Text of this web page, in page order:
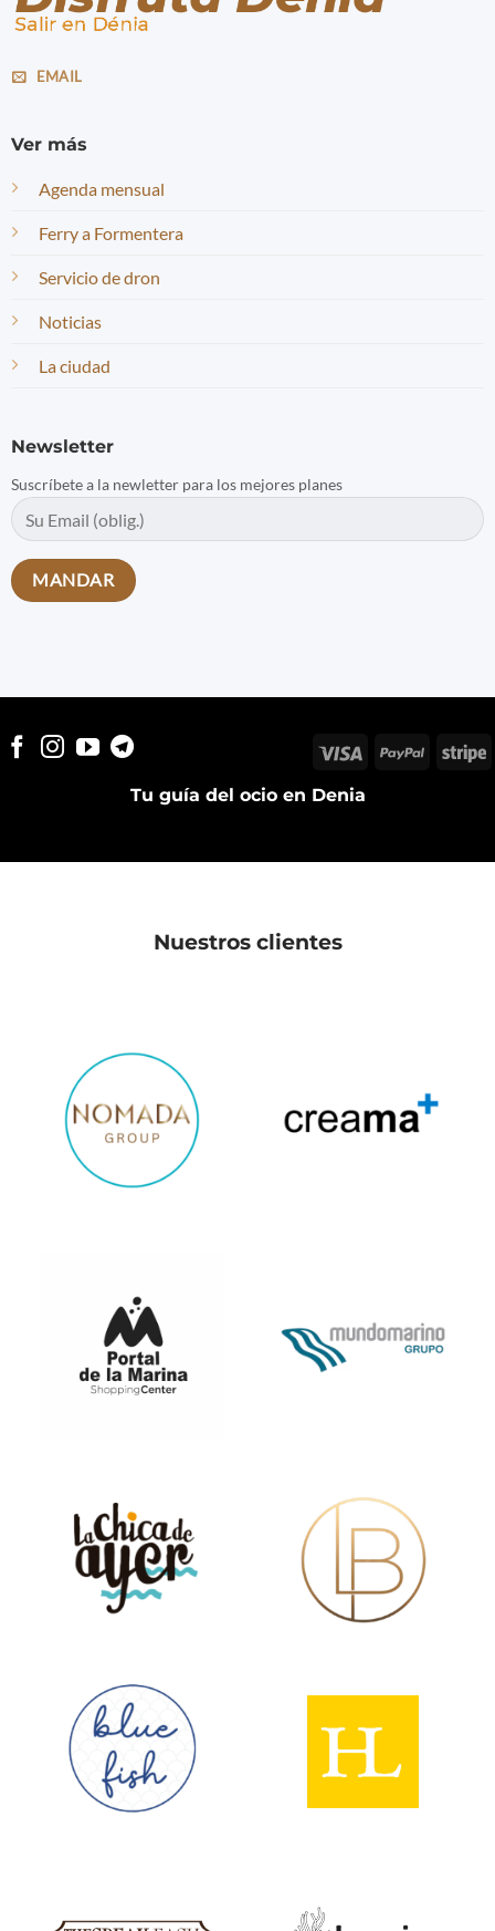
EMAIL
Ver más
Agenda mensual
Ferry a Formentera
Servicio de dron
Noticias
La ciudad
Newsletter
Suscríbete a la newletter para los mejores planes
Tu guía del ocio en Denia
Visa PayPal
Nuestros clientes